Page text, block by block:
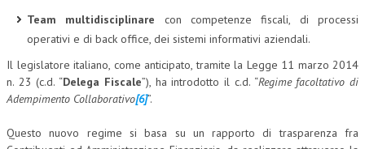
Team multidisciplinare con competenze fiscali, di processi
operativi e di back office, dei sistemi informativi aziendali.
Il legislatore italiano, come anticipato, tramite la Legge 11 marzo 2014
n. 23 (c.d. “Delega Fiscale”), ha introdotto il c.d. “Regime facoltativo di
Adempimento Collaborativo[6]”.
Questo nuovo regime si basa su un rapporto di trasparenza fra